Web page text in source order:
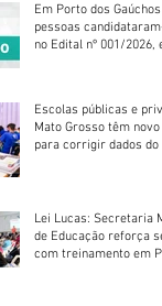
Em Porto dos
pessoas
no Edital nº 001/2026,
Escolas públicas e
Mato Grosso têm
para corrigir dados do
Lei Lucas: Secretaria
de Educação reforça
com treinamento em